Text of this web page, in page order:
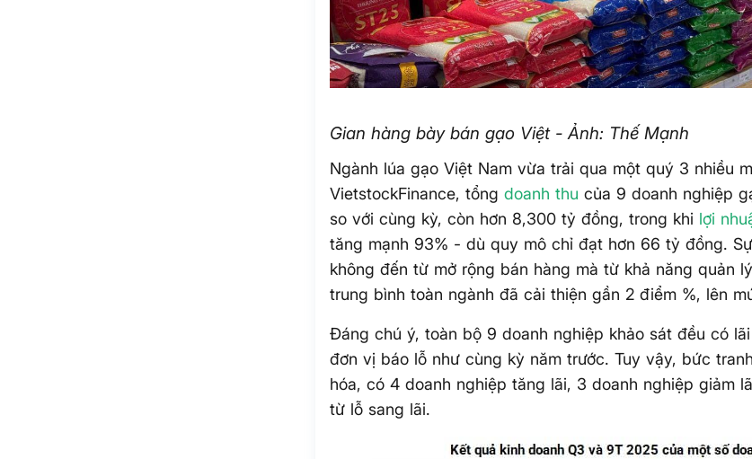
Gian hàng bày bán gạo Việt - Ảnh: Thế Mạnh
Ngành lúa gạo Việt Nam vừa trải qua một quý 3 nhiều
VietstockFinance, tổngdoanh thu của 9 doanh nghiệp
so với cùng kỳ, còn hơn 8,300 tỷ đồng, trong khi lợi
tăng mạnh 93% - dù quy mô chỉ đạt hơn 66 tỷ đồng.
không đến từ mở rộng bán hàng mà từ khả năng quản
trung bình toàn ngành đã cải thiện gần 2 điểm %, lên
Đáng chú ý, toàn bộ 9 doanh nghiệp khảo sát đều có
đơn vị báo lỗ như cùng kỳ năm trước. Tuy vậy, bức
hóa, có 4 doanh nghiệp tăng lãi, 3 doanh nghiệp giảm
từ lỗ sang lãi.